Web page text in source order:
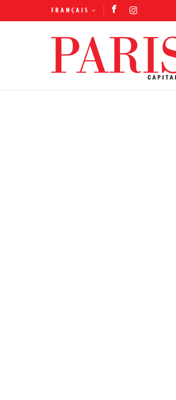
FRANÇAIS